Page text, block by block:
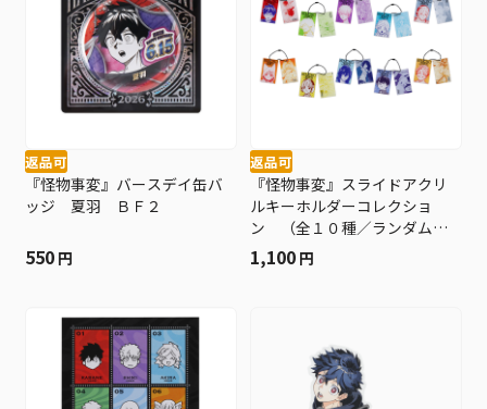
返品可
『怪物事変』バースデイ缶バ
ッジ 夏羽 ＢＦ２
550 円
返品可
『怪物事変』スライドアクリ
ルキーホルダーコレクショ
ン （全１０種／ランダム１
種入り） ＢＦ２
1,100 円